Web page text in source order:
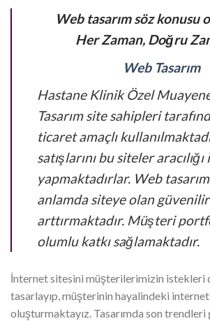
Web tasarım söz konusu
Her Zaman, Doğru
Web Tasarım
Hastane Klinik Özel
Tasarım site sahipleri
ticaret amaçlı
satışlarını bu siteler aracılığı
yapmaktadırlar. Web
anlamda siteye olan
arttırmaktadır. Müşteri
olumlu katkı sağlamaktadır.
İnternet sitesini müşterilerimizin istekleri
tasarlayıp, müşterinin hayalindeki
oluşturmaktayız. Tasarımda son trendleri